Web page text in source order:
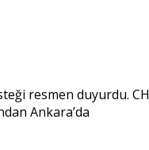
resmen duyurdu.
Ankara’da